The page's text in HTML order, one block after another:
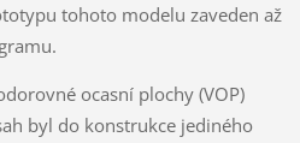
tohoto modelu zaveden až
ocasní plochy (VOP)
byl do konstrukce jediného